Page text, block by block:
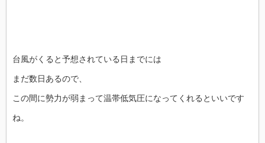
台風がくると予想されている日までには
まだ数日あるので、
この間に勢力が弱まって温帯低気圧になってくれるといいです
ね。